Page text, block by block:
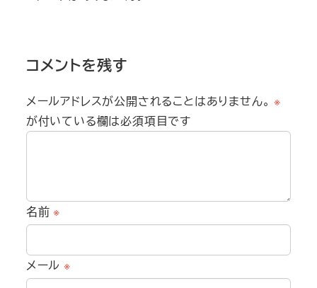
コメントを残す
メールアドレスが公開されることはありません。 ※
が付いている欄は必須項目です
名前※
メール ※